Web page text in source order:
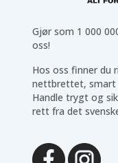
Gjør som 1 000
oss!
Hos oss finner du
nettbrettet, smart
Handle trygt og
rett fra det